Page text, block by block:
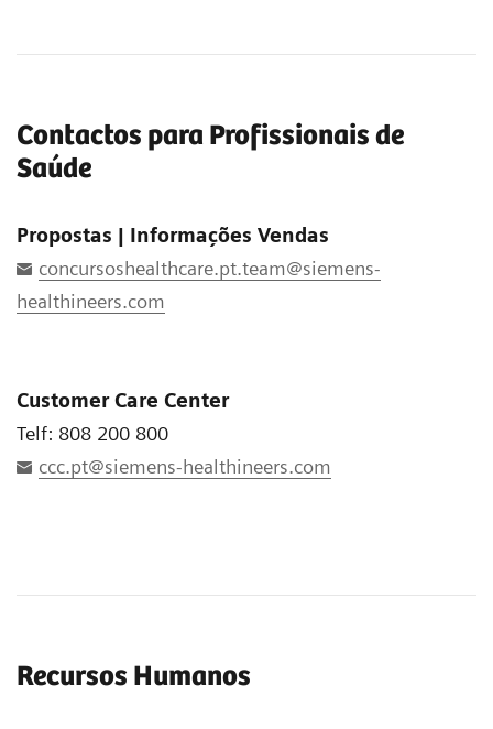
Contactos para Profissionais de
Saúde
Propostas | Informações Vendas
concursoshealthcare.pt.team@siemens-
healthineers.com
Customer Care Center
Telf: 808 200 800
ccc.pt@siemens-healthineers.com
Recursos Humanos